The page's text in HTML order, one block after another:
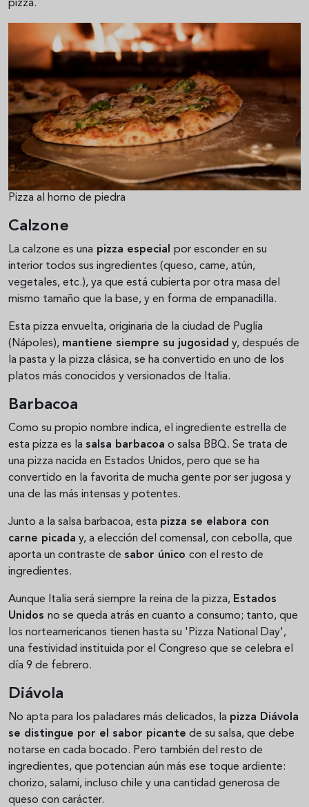
pizza.
Pizza al horno de piedra
Calzone
La calzone es una pizza especial por esconder en su
interior todos sus ingredientes (queso, carne, atún,
vegetales, etc.), ya que está cubierta por otra masa del
mismo tamaño que la base, y en forma de empanadilla.
Esta pizza envuelta, originaria de la ciudad de Puglia
(Nápoles), mantiene siempre su jugosidad y, después de
la pasta y la pizza clásica, se ha convertido en uno de los
platos más conocidos y versionados de Italia.
Barbacoa
Como su propio nombre indica, el ingrediente estrella de
esta pizza es la salsa barbacoa o salsa BBQ. Se trata de
una pizza nacida en Estados Unidos, pero que se ha
convertido en la favorita de mucha gente por ser jugosa y
una de las más intensas y potentes.
Junto a la salsa barbacoa, esta pizza se elabora con
carne picada y, a elección del comensal, con cebolla, que
aporta un contraste de sabor único con el resto de
ingredientes.
Aunque Italia será siempre la reina de la pizza, Estados
Unidos no se queda atrás en cuanto a consumo; tanto, que
los norteamericanos tienen hasta su 'Pizza National Day',
una festividad instituida por el Congreso que se celebra el
día 9 de febrero.
Diávola
No apta para los paladares más delicados, la pizza Diávola
se distingue por el sabor picante de su salsa, que debe
notarse en cada bocado. Pero también del resto de
ingredientes, que potencian aún más ese toque ardiente:
chorizo, salami, incluso chile y una cantidad generosa de
queso con carácter.